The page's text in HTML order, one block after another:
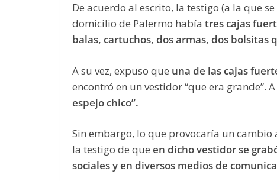
De acuerdo al escrito, la testigo (a la que
domicilio de Palermo había tres cajas
balas, cartuchos, dos armas, dos bolsitas
A su vez, expuso que una de las cajas
encontró en un vestidor “que era grande”. A
espejo chico”.
Sin embargo, lo que provocaría un
la testigo de que en dicho vestidor se
sociales y en diversos medios de